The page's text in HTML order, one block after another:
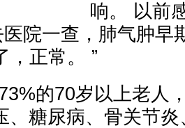
响。 以前
院一查，肺气肿早
，正常。 ”
的70岁以上老人
、糖尿病、骨关节